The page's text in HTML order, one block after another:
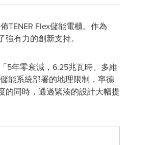
TENER Flex儲能電櫃。作為
有力的創新支持。
5年零衰減，6.25兆瓦時、多維
能系統部署的地理限制，寧德
的同時，通過緊湊的設計大幅提